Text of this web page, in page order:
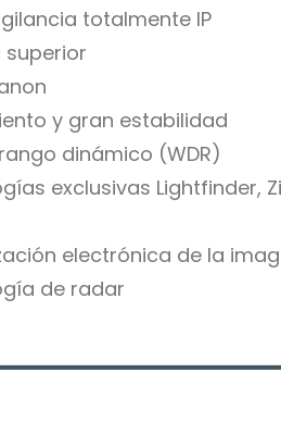
totalmente IP
superior
y gran estabilidad
dinámico (WDR)
exclusivas Lightfinder,
electrónica de la
de radar